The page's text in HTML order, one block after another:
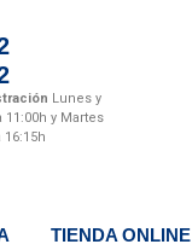
Lunes y
y Martes
TIENDA ONLINE